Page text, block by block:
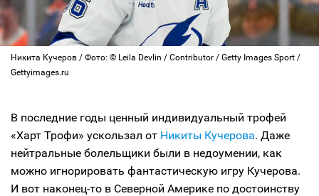
Никита Кучеров / Фото: © Leila Devlin / Contributor / Getty Images Sport /
Gettyimages.ru
В последние годы ценный индивидуальный трофей
«Харт Трофи» ускользал от Никиты Кучерова. Даже
нейтральные болельщики были в недоумении, как
можно игнорировать фантастическую игру Кучерова.
И вот наконец-то в Северной Америке по достоинству